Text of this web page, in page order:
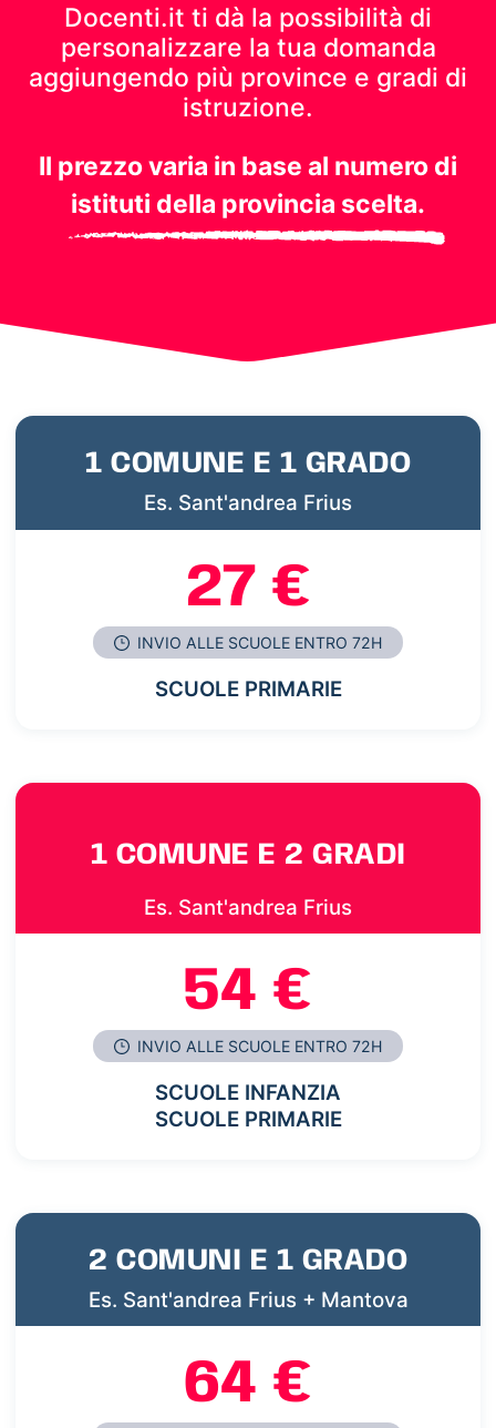
Docenti.it ti dà la possibilità di
personalizzare la tua domanda
aggiungendo più province e gradi di
istruzione.
Il prezzo varia in base al numero di
istituti della provincia scelta.
1 COMUNE E 1 GRADO
Es. Sant'andrea Frius
27 €
INVIO ALLE SCUOLE ENTRO 72H
SCUOLE PRIMARIE
1 COMUNE E 2 GRADI
Es. Sant'andrea Frius
54 €
INVIO ALLE SCUOLE ENTRO 72H
SCUOLE INFANZIA
SCUOLE PRIMARIE
2 COMUNI E 1 GRADO
Es. Sant'andrea Frius + Mantova
64 €